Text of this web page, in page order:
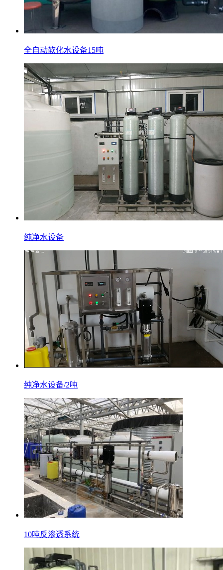
全自动软化水设备15吨
纯净水设备
纯净水设备/2吨
10吨反渗透系统